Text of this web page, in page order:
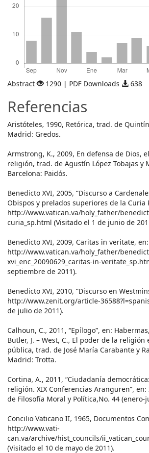
Abstract 1290 | PDF Downloads 638
Referencias
Aristóteles, 1990, Retórica, trad. de
Madrid: Gredos.
Armstrong, K., 2009, En defensa de Dios,
religión, trad. de Agustín López Tobajas y
Barcelona: Paidós.
Benedicto XVI, 2005, “Discurso a
Obispos y prelados superiores de la Curia
http://www.vatican.va/holy_father/
curia_sp.html (Visitado el 1 de junio de
Benedicto XVI, 2009, Caritas in veritate, en:
http://www.vatican.va/holy_father/
xvi_enc_20090629_caritas-in-
septiembre de 2011).
Benedicto XVI, 2010, “Discurso en
http://www.zenit.org/article-
de julio de 2011).
Calhoun, C., 2011, “Epílogo”, en:
Butler, J. – West, C., El poder de la religión
pública, trad. de José María Carabante y
Madrid: Trotta.
Cortina, A., 2011, “Ciudadanía
religión. XIX Conferencias Aranguren”, en:
de Filosofía Moral y Política,No. 44 (enero-
Concilio Vaticano II, 1965, Documentos
http://www.vati-
can.va/archive/hist_councils/
(Visitado el 10 de mayo de 2011).